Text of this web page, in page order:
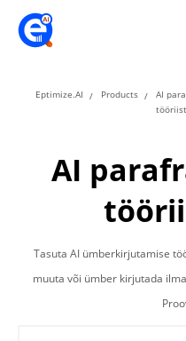
Eptimize.AI Products
AI
tööriist
AI
Tasuta AI ümberkirjutamise
muuta või ümber kirjutada